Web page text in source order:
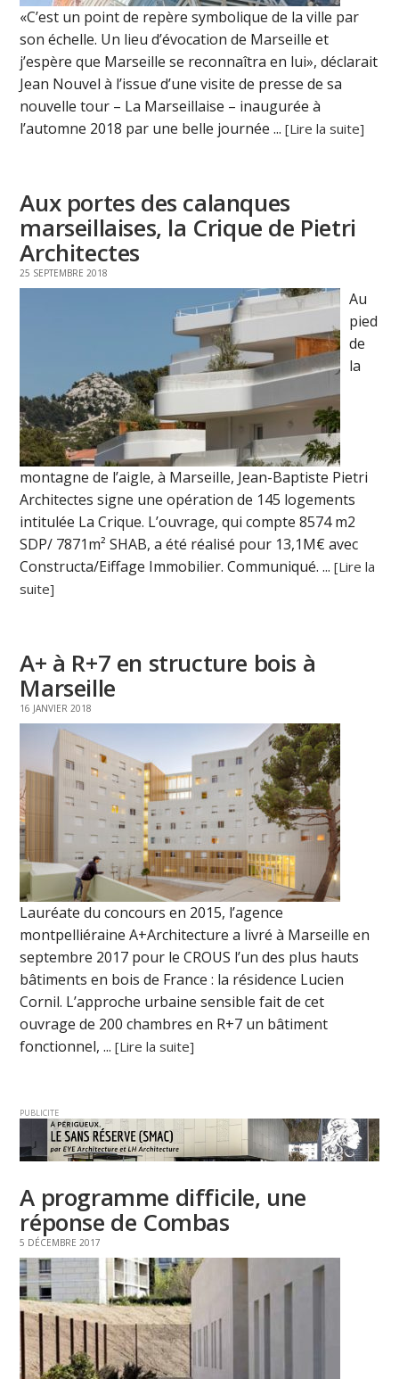
«C’est un point de repère symbolique de la ville par
son échelle. Un lieu d’évocation de Marseille et
j’espère que Marseille se reconnaîtra en lui», déclarait
Jean Nouvel à l’issue d’une visite de presse de sa
nouvelle tour – La Marseillaise – inaugurée à
l’automne 2018 par une belle journée ...[Lire la suite]
Aux portes des calanques
marseillaises, la Crique de Pietri
Architectes
25 SEPTEMBRE 2018
Au
pied
de
la
montagne de l’aigle, à Marseille, Jean-Baptiste Pietri
Architectes signe une opération de 145 logements
intitulée La Crique. L’ouvrage, qui compte 8574 m2
SDP/ 7871m² SHAB, a été réalisé pour 13,1M€ avec
Constructa/Eiffage Immobilier. Communiqué. ...[Lire la
suite]
A+ à R+7 en structure bois à
Marseille
16 JANVIER 2018
Lauréate du concours en 2015, l’agence
montpelliéraine A+Architecture a livré à Marseille en
septembre 2017 pour le CROUS l’un des plus hauts
bâtiments en bois de France : la résidence Lucien
Cornil. L’approche urbaine sensible fait de cet
ouvrage de 200 chambres en R+7 un bâtiment
fonctionnel, ...[Lire la suite]
PUBLICITE
A programme difficile, une
réponse de Combas
5 DÉCEMBRE 2017